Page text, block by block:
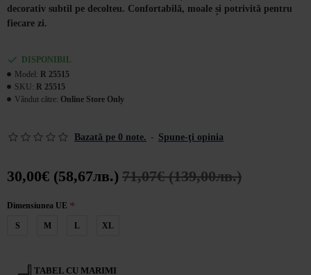
decorativ subtil pe decolteu. Confortabilă, moale și potrivită pentru
fiecare zi.
DISPONIBIL
Model: R 25515
SKU: R 25515
Vândut către: Online Store Only
Bazată pe 0 note. - Spune-ţi opinia
30,00€ (58,67лв.) 71,07€ (139,00лв.)
Dimensiunea UE
S M L XL
TABEL CU MARIMI